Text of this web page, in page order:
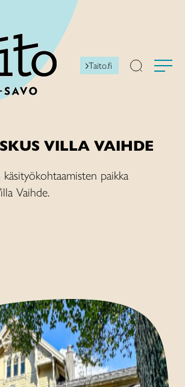
Taito.fi
VILLA VAIHDE
paikka
Vaihde.